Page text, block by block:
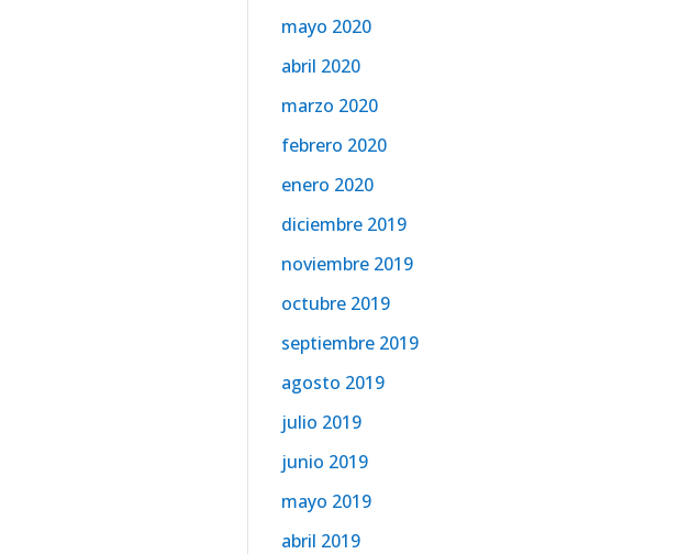
mayo 2020
abril 2020
marzo 2020
febrero 2020
enero 2020
diciembre 2019
noviembre 2019
octubre 2019
septiembre 2019
agosto 2019
julio 2019
junio 2019
mayo 2019
abril 2019